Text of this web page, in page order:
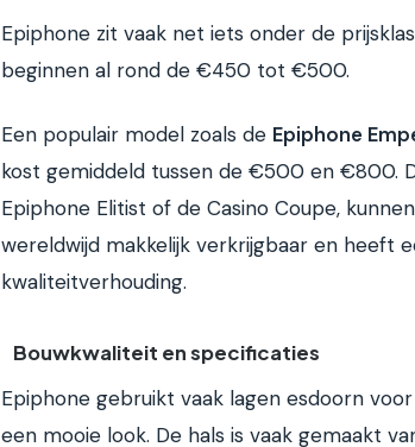
Epiphone zit vaak net iets onder de
beginnen al rond de €450 tot €500.
Een populair model zoals de Epiphone
kost gemiddeld tussen de €500 en €800.
Epiphone Elitist of de Casino Coupe,
wereldwijd makkelijk verkrijgbaar en heeft
kwaliteitverhouding.
Bouwkwaliteit en specificaties
Epiphone gebruikt vaak lagen esdoorn
een mooie look. De hals is vaak gemaakt